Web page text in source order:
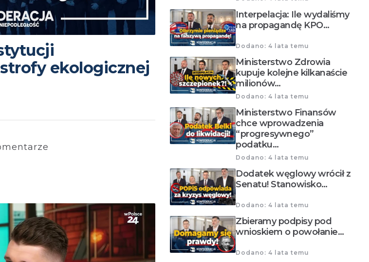
ekologicznej
Interpelacja: Ile wydaliśmy
na propagandę KPO…
Dodano: 4 lata temu
Ministerstwo Zdrowia
kupuje kolejne kilkanaście
milionów…
Dodano: 4 lata temu
Ministerstwo Finansów
chce wprowadzenia
“progresywnego”
podatku…
Dodano: 4 lata temu
Dodatek węglowy wrócił z
Senatu! Stanowisko…
Dodano: 4 lata temu
Zbieramy podpisy pod
wnioskiem o powołanie…
Dodano: 4 lata temu